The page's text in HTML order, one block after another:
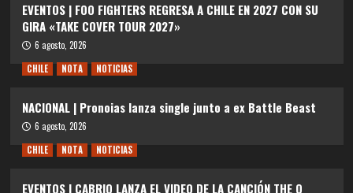
EVENTOS | FOO FIGHTERS REGRESA A CHILE EN 2027 CON SU
GIRA «TAKE COVER TOUR 2027»
6 agosto, 2026
CHILE
NOTA NOTICIAS
NACIONAL | Pronoias lanza single junto a ex Battle Beast
6 agosto, 2026
CHILE
NOTA NOTICIAS
EVENTOS | CABRIO LANZA EL VIDEO DE LA CANCIÓN THE Q